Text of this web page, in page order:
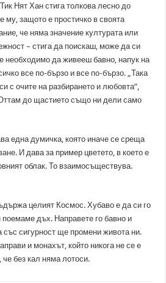
Нят Хан стига толкова лесно до
му, защото е простичко в своята
че няма значение културата или
– стига да поискаш, може да си
необходимо да живееш бавно, напук на
все по-бързо и все по-бързо. „Така
с очите на разбирането и любовта”,
до щастието също ни дели само
една думичка, която иначе се среща
И дава за пример цветето, в което е
облак. То взаимосъществува.
целият Космос. Хубаво е да си го
поемаме дъх. Направете го бавно и
със сигурност ще промени живота ни.
и монахът, който никога не се е
без кал няма лотоси.